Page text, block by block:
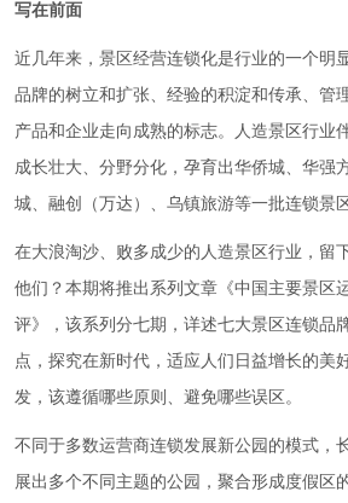
写在前面
近几年来，景区经营连锁化是行业的一个明
品牌的树立和扩张、经验的积淀和传承、管
产品和企业走向成熟的标志。人造景区行业
成长壮大、分野分化，孕育出华侨城、华强
城、融创（万达）、乌镇旅游等一批连锁景
在大浪淘沙、败多成少的人造景区行业，留
他们？本期将推出系列文章《中国主要景区
评》，该系列分七期，详述七大景区连锁品
点，探究在新时代，适应人们日益增长的美
发，该遵循哪些原则、避免哪些误区。
不同于多数运营商连锁发展新公园的模式，
展出多个不同主题的公园，聚合形成度假区